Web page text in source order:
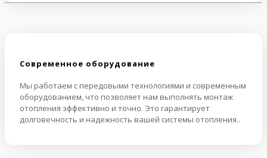
Cовременное оборудование
Мы работаем с передовыми технологиями и современным
оборудованием, что позволяет нам выполнять монтаж
отопления эффективно и точно. Это гарантирует
долговечность и надежность вашей системы отопления..